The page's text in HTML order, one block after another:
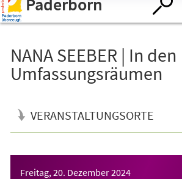
öffnen.
NANA SEEBER | In den
Umfassungsräumen
VERANSTALTUNGSORTE
Freitag, 20. Dezember 2024